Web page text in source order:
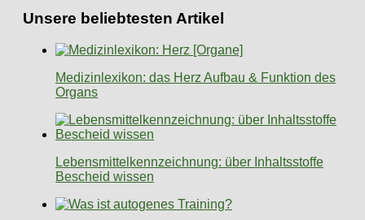
Unsere beliebtesten Artikel
Medizinlexikon: das Herz Aufbau & Funktion des
Organs
Lebensmittelkennzeichnung: über Inhaltsstoffe
Bescheid wissen